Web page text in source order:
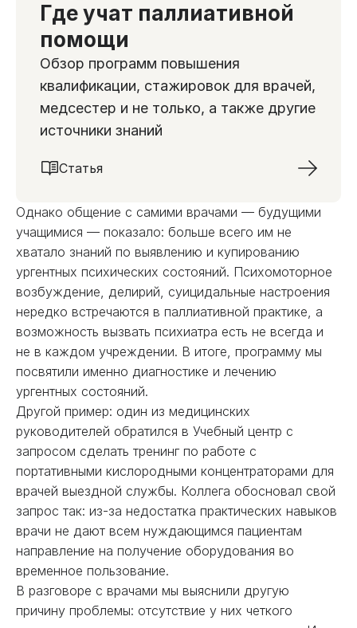
Где учат паллиативной
помощи
Обзор программ повышения
квалификации, стажировок для врачей,
медсестер и не только, а также другие
источники знаний
Статья
Однако общение с самими врачами — будущими
учащимися — показало: больше всего им не
хватало знаний по выявлению и купированию
ургентных психических состояний. Психомоторное
возбуждение, делирий, суицидальные настроения
нередко встречаются в паллиативной практике, а
возможность вызвать психиатра есть не всегда и
не в каждом учреждении. В итоге, программу мы
посвятили именно диагностике и лечению
ургентных состояний.
Другой пример: один из медицинских
руководителей обратился в Учебный центр с
запросом сделать тренинг по работе с
портативными кислородными концентраторами для
врачей выездной службы. Коллега обосновал свой
запрос так: из-за недостатка практических навыков
врачи не дают всем нуждающимся пациентам
направление на получение оборудования во
временное пользование.
В разговоре с врачами мы выяснили другую
причину проблемы: отсутствие у них четкого